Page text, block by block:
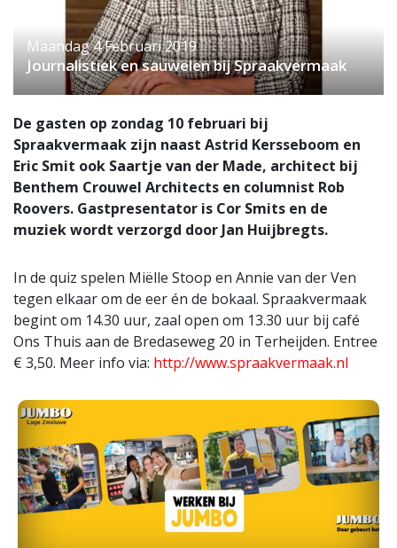
Maandag 4 Februari 2019
Journalistiek en sauwelen bij Spraakvermaak
De gasten op zondag 10 februari bij
Spraakvermaak zijn naast Astrid Kersseboom en
Eric Smit ook Saartje van der Made, architect bij
Benthem Crouwel Architects en columnist Rob
Roovers. Gastpresentator is Cor Smits en de
muziek wordt verzorgd door Jan Huijbregts.
In de quiz spelen Miëlle Stoop en Annie van der Ven
tegen elkaar om de eer én de bokaal. Spraakvermaak
begint om 14.30 uur, zaal open om 13.30 uur bij café
Ons Thuis aan de Bredaseweg 20 in Terheijden. Entree
€ 3,50. Meer info via: http://www.spraakvermaak.nl